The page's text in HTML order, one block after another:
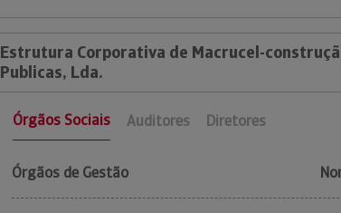
Estrutura Corporativa de Macrucel-
Publicas, Lda.
Órgãos Sociais Auditores Diretores
Órgãos de Gestão